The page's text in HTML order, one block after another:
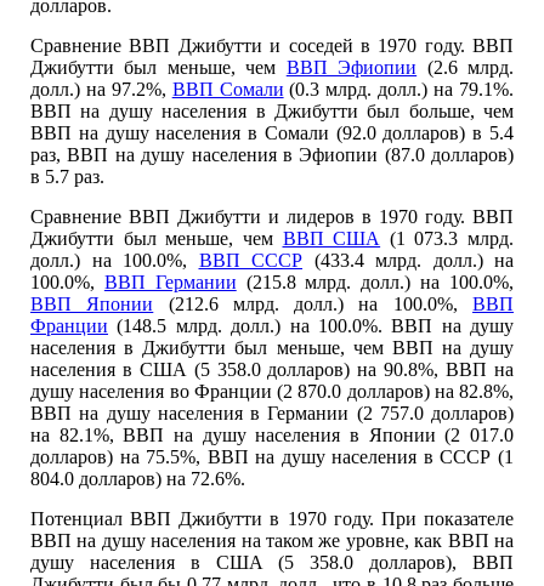
долларов.
Сравнение ВВП Джибутти и соседей в 1970 году. ВВП
Джибутти был меньше, чем ВВП Эфиопии (2.6 млрд.
долл.) на 97.2%, ВВП Сомали (0.3 млрд. долл.) на 79.1%.
ВВП на душу населения в Джибутти был больше, чем
ВВП на душу населения в Сомали (92.0 долларов) в 5.4
раз, ВВП на душу населения в Эфиопии (87.0 долларов)
в 5.7 раз.
Сравнение ВВП Джибутти и лидеров в 1970 году. ВВП
Джибутти был меньше, чем ВВП США (1 073.3 млрд.
долл.) на 100.0%, ВВП СССР (433.4 млрд. долл.) на
100.0%, ВВП Германии (215.8 млрд. долл.) на 100.0%,
ВВП Японии (212.6 млрд. долл.) на 100.0%,ВВП
Франции (148.5 млрд. долл.) на 100.0%. ВВП на душу
населения в Джибутти был меньше, чем ВВП на душу
населения в США (5 358.0 долларов) на 90.8%, ВВП на
душу населения во Франции (2 870.0 долларов) на 82.8%,
ВВП на душу населения в Германии (2 757.0 долларов)
на 82.1%, ВВП на душу населения в Японии (2 017.0
долларов) на 75.5%, ВВП на душу населения в СССР (1
804.0 долларов) на 72.6%.
Потенциал ВВП Джибутти в 1970 году. При показателе
ВВП на душу населения на таком же уровне, как ВВП на
душу населения в США (5 358.0 долларов), ВВП